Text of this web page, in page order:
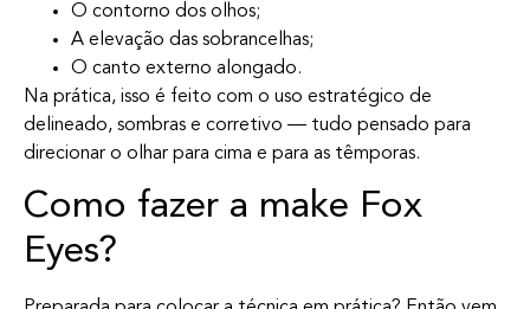
O contorno dos olhos;
A elevação das sobrancelhas;
O canto externo alongado.
Na prática, isso é feito com o uso estratégico de
delineado, sombras e corretivo — tudo pensado para
direcionar o olhar para cima e para as têmporas.
Como fazer a make Fox
Eyes?